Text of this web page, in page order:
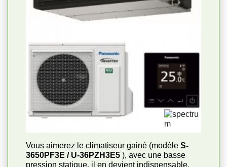
Vous aimerez le climatiseur gainé (modèle S-
3650PF3E / U-36PZH3E5 ), avec une basse
pression statique, il en devient indispensable.